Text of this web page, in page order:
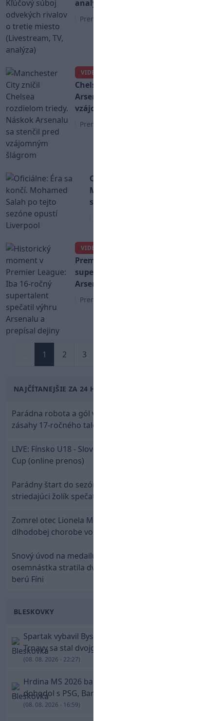
analýza)
Premier League
VIDEO
Chelsea rozdielom triedy. Náskok
Arsenalu sa stenčil pred
vzájomným šlágrom
Premier League
Oficiálne: Éra sa končí.
Mohamed Salah po tejto
sezóne opustí Liverpool
VIDEO
Premier League: Iba 16-ročný
supertalent spečatil výhru
Arsenalu a prepísal dejiny
Premier League
1 2 3
NAJČÍTANEJŠIE ZA 24 HODÍN
Parádna robota a gól v oslabení! Pozrite si oba
zásahy 17-ročného talentu Rychlíka proti USA
LIVE: Fínsko U18 - Slovensko U18 / Hlinka-Gretzky
Cup (online prenos)
Parádny štart do sezóny: Rýchlik Boženík ako
striedajúci žolík spečatil postup Stoke
Zomrel otec Lionela Messiho. Jorge podľahol
dlhodobej chorobe vo veku 68 rokov
Snový úvod na medailu nestačil: Slovenská
osemnástka stratila dvojgólový náskok a bronz
berú Fíni
BLESKOVKY
Spartak vybavil Bystricu za pár minút: Hrdinom
Trnavy sa stal dvojgólový Polťák
(08. 08. 2026 - 22:27)
Hrdina MS 2026 balí kufre! Ferran Torres sa
dohodol s PSG, Barcelona mu brániť nebude
(08. 08. 2026 - 16:59)